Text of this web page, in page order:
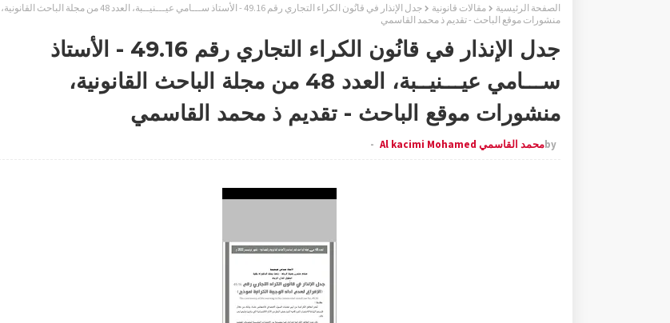
الصفحة الرئيسية مقالات قانونية
جدل الإنذار في قانُون الكراء التجاري رقم 49.16 - الأستاذ ســـامي عيـــنيــبة، العدد 48 من مجلة الباحث القانونية،
منشورات موقع الباحث - تقديم ذ محمد القاسمي
جدل الإنذار في قانُون الكراء التجاري رقم 49.16 - الأستاذ
ســـامي عيـــنيــبة، العدد 48 من مجلة الباحث القانونية،
منشورات موقع الباحث - تقديم ذ محمد القاسمي
byمحمد القاسمي Al kacimi Mohamed